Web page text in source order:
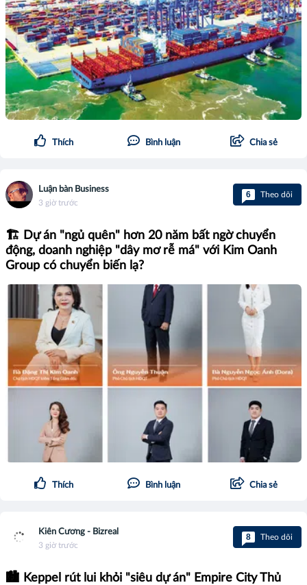
Thích Bình luận Chia sẻ
Luận bàn Business
3 giờ trước
6 Theo dõi
🏗️ Dự án "ngủ quên" hơn 20 năm bất ngờ chuyển
động, doanh nghiệp "dây mơ rễ má" với Kim Oanh
Group có chuyển biến lạ?
Thích Bình luận Chia sẻ
Kiên Cương - Bizreal
3 giờ trước
8 Theo dõi
🏙️ Keppel rút lui khỏi "siêu dự án" Empire City Thủ